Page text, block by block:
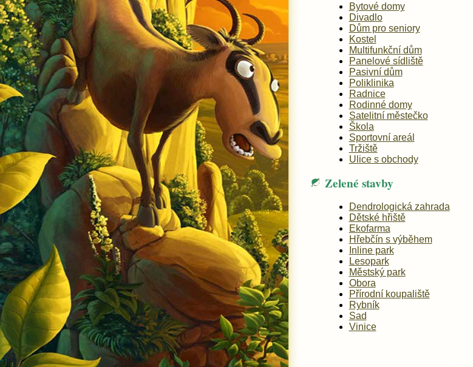
Bytové domy
Divadlo
Dům pro seniory
Kostel
Multifunkční dům
Panelové sídliště
Pasivní dům
Poliklinika
Radnice
Rodinné domy
Satelitní městečko
Škola
Sportovní areál
Tržiště
Ulice s obchody
Zelené stavby
Dendrologická zahrada
Dětské hřiště
Ekofarma
Hřebčín s výběhem
Inline park
Lesopark
Městský park
Obora
Přírodní koupaliště
Rybník
Sad
Vinice